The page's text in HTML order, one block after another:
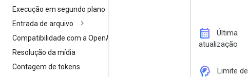
Execução em segundo plano
Entrada de arquivo
Compatibilidade com a OpenAI
Resolução da mídia
Contagem de tokens
calendar_month
Última
atualização
cognition_2
Limite de